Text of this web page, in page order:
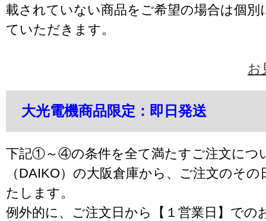
載されていない商品をご希望の場合は個別
ていただきます。
お
大光電機商品限定：即日発送
下記①～④の条件を全て満たすご注文につ
（DAIKO）の大阪倉庫から、ご注文のそ
たします。
例外的に、ご注文日から【１営業日】での